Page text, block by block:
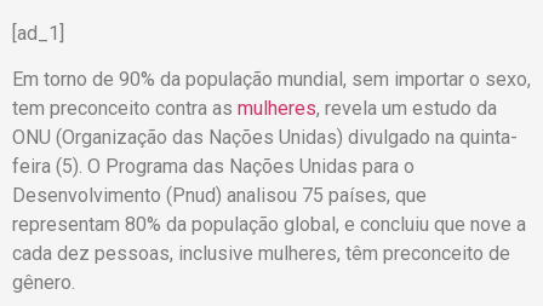
[ad_1]
Em torno de 90% da população mundial, sem importar o sexo,
tem preconceito contra as mulheres, revela um estudo da
ONU (Organização das Nações Unidas) divulgado na quinta-
feira (5). O Programa das Nações Unidas para o
Desenvolvimento (Pnud) analisou 75 países, que
representam 80% da população global, e concluiu que nove a
cada dez pessoas, inclusive mulheres, têm preconceito de
gênero.